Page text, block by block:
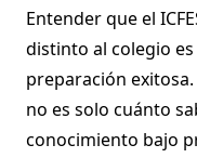
Entender que el
distinto al colegio
preparación
no es solo cuánto
conocimiento bajo